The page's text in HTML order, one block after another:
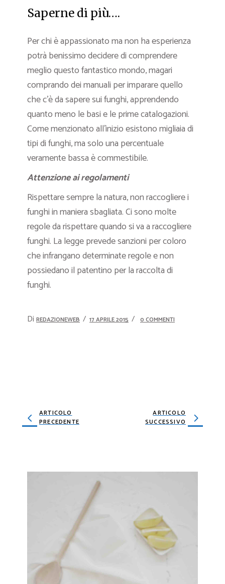
Saperne di più….
Per chi è appassionato ma non ha esperienza
potrà benissimo decidere di comprendere
meglio questo fantastico mondo, magari
comprando dei manuali per imparare quello
che c’è da sapere sui funghi, apprendendo
quanto meno le basi e le prime catalogazioni.
Come menzionato all’inizio esistono migliaia di
tipi di funghi, ma solo una percentuale
veramente bassa è commestibile.
Attenzione ai regolamenti
Rispettare sempre la natura, non raccogliere i
funghi in maniera sbagliata. Ci sono molte
regole da rispettare quando si va a raccogliere
funghi. La legge prevede sanzioni per coloro
che infrangano determinate regole e non
possiedano il patentino per la raccolta di
funghi.
Di REDAZIONEWEB 17 APRILE 2015 0 COMMENTI
ARTICOLO
PRECEDENTE
ARTICOLO
SUCCESSIVO